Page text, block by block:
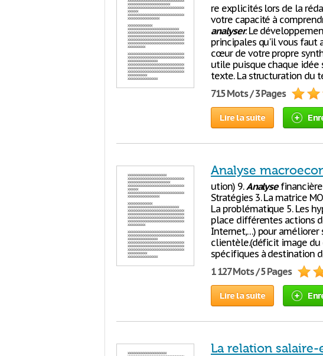
re explicités lors de la
votre capacité à
analyser. Le
principales qu'il vous faut
cœur de votre propre
utile puisque chaque idée
texte. La structuration du
715 Mots / 3 Pages
Lire la suite
Analyse
ution) 9.Analysefinancière
Stratégies 3. La matrice
La problématique 5. Les
place différentes actions
Internet,…) pour améliorer
clientèle.(déficit image du
spécifiques à destination
1 127 Mots / 5 Pages
Lire la suite
La relation